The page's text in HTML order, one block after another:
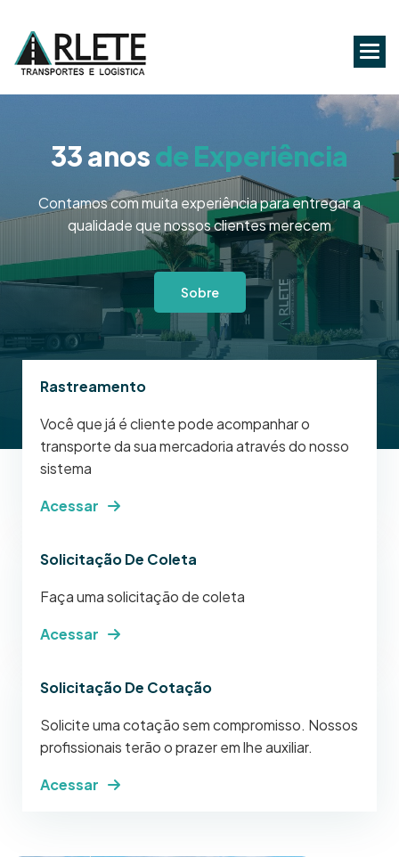
33 anosde Experiência
Contamos com muita experiência para entregar a
qualidade que nossos clientes merecem
Sobre
Rastreamento
Você que já é cliente pode acompanhar o
transporte da sua mercadoria através do nosso
sistema
Acessar
Solicitação De Coleta
Faça uma solicitação de coleta
Acessar
Solicitação De Cotação
Solicite uma cotação sem compromisso. Nossos
profissionais terão o prazer em lhe auxiliar.
Acessar